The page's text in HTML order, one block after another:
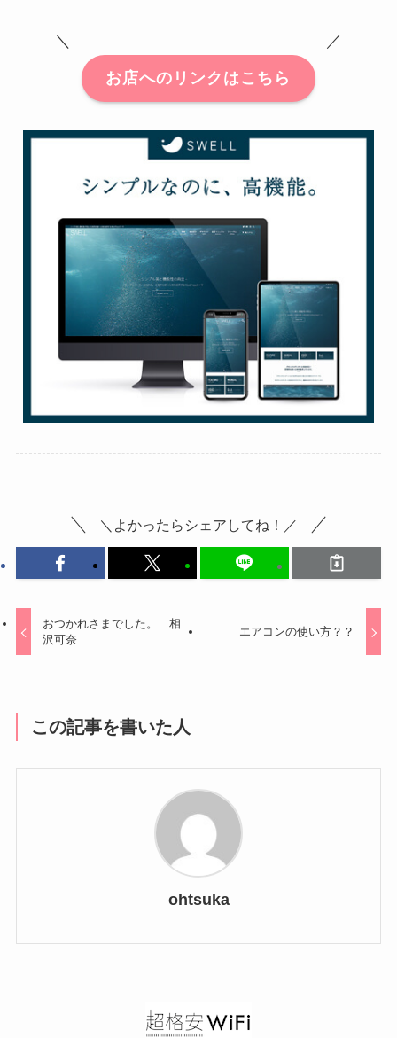
＼ ／
お店へのリンクはこちら
＼よかったらシェアしてね！／
おつかれさまでした。 相
沢可奈
エアコンの使い方？？
この記事を書いた人
ohtsuka